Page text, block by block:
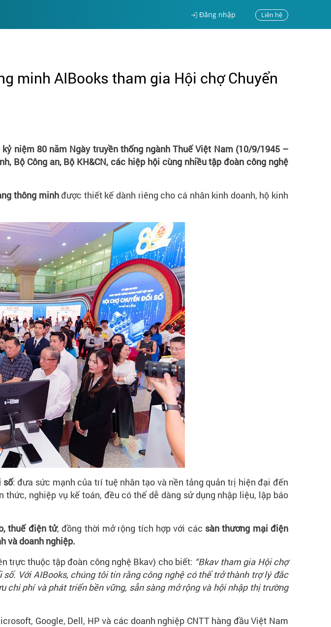
Đăng nhập Liên hệ
minh AIBooks tham gia Hội chợ Chuyển
niệm 80 năm Ngày truyền thống ngành Thuế Việt Nam (10/9/1945 –
Bộ Công an, Bộ KH&CN, các hiệp hội cùng nhiều tập đoàn công nghệ
thông minhđược thiết kế dành riêng cho cá nhân kinh doanh, hộ kinh
số: đưa sức mạnh của trí tuệ nhân tạo và nền tảng quản trị hiện đại đến
nghiệp vụ kế toán, đều có thể dễ dàng sử dụng nhập liệu, lập báo
thuế điện tử, đồng thời mở rộng tích hợp với các sàn thương mại điện
và doanh nghiệp.
trực thuộc tập đoàn công nghệ Bkav) cho biết: “Bkav tham gia Hội chợ
Với AIBooks, chúng tôi tin rằng công nghệ có thể trở thành trợ lý đắc
phí và phát triển bền vững, sẵn sàng mở rộng và hội nhập thị trường
Google, Dell, HP và các doanh nghiệp CNTT hàng đầu Việt Nam